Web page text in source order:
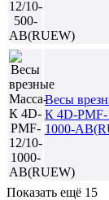
Весы
К 4D-PMF-
1000-
Показать ещё 15